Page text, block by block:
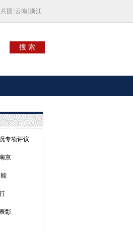
兵团 云南 浙江
搜 索
专项评议
京
彰